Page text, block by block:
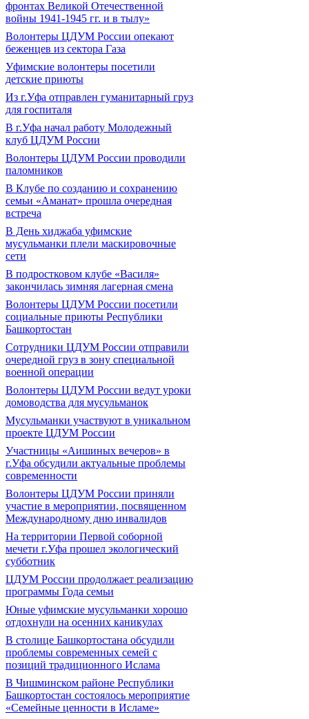
фронтах Великой Отечественной
войны 1941-1945 гг. и в тылу»
Волонтеры ЦДУМ России опекают
беженцев из сектора Газа
Уфимские волонтеры посетили
детские приюты
Из г.Уфа отправлен гуманитарный груз
для госпиталя
В г.Уфа начал работу Молодежный
клуб ЦДУМ России
Волонтеры ЦДУМ России проводили
паломников
В Клубе по созданию и сохранению
семьи «Аманат» прошла очередная
встреча
В День хиджаба уфимские
мусульманки плели маскировочные
сети
В подростковом клубе «Василя»
закончилась зимняя лагерная смена
Волонтеры ЦДУМ России посетили
социальные приюты Республики
Башкортостан
Сотрудники ЦДУМ России отправили
очередной груз в зону специальной
военной операции
Волонтеры ЦДУМ России ведут уроки
домоводства для мусульманок
Мусульманки участвуют в уникальном
проекте ЦДУМ России
Участницы «Аишиных вечеров» в
г.Уфа обсудили актуальные проблемы
современности
Волонтеры ЦДУМ России приняли
участие в мероприятии, посвященном
Международному дню инвалидов
На территории Первой соборной
мечети г.Уфа прошел экологический
субботник
ЦДУМ России продолжает реализацию
программы Года семьи
Юные уфимские мусульманки хорошо
отдохнули на осенних каникулах
В столице Башкортостана обсудили
проблемы современных семей с
позиций традиционного Ислама
В Чишминском районе Республики
Башкортостан состоялось мероприятие
«Семейные ценности в Исламе»